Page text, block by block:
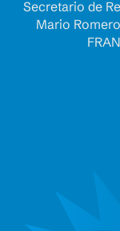
Secretario de
Mario